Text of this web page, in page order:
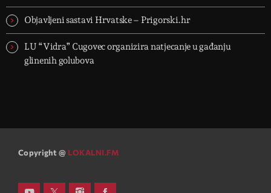
Objavljeni sastavi Hrvatske – Prigorski.hr
LU “Vidra” Cugovec organizira natjecanje u gađanju
glinenih golubova
Copyright @ LOKALNI.FM